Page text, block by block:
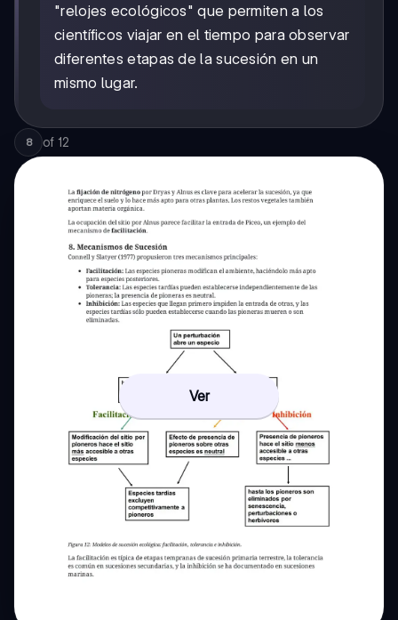
"relojes ecológicos" que permiten a los
científicos viajar en el tiempo para observar
diferentes etapas de la sucesión en un
mismo lugar.
8 of 12
Ver